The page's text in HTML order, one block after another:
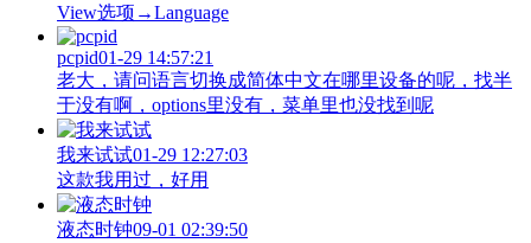
View‌选项→Language
pcpid01-29 14:57:21
老大，请问语言切换成简体中文在哪里设备的呢，找半
于没有啊，options里没有，菜单里也没找到呢
我来试试01-29 12:27:03
这款我用过，好用
液态时钟09-01 02:39:50